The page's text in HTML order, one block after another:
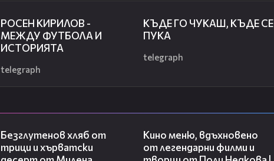
РОСЕН КИРИЛОВ -
МЕЖДУ ФУТБОЛА И
ИСТОРИЯТА
telegraph
КЪДЕ ГО ЧУКАШ, КЪДЕ СЕ
ПУКА
telegraph
Безглутенов хляб от
трици и хърватски
Кино меню, вдъхновено
от легендарни филми и